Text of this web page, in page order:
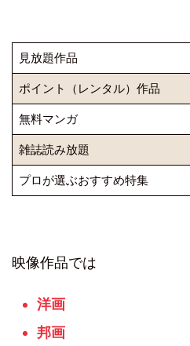
⾒放題作品
ポイント（レンタル）作品
無料マンガ
雑誌読み放題
プロが選ぶおすすめ特集
映像作品では
洋画
邦画